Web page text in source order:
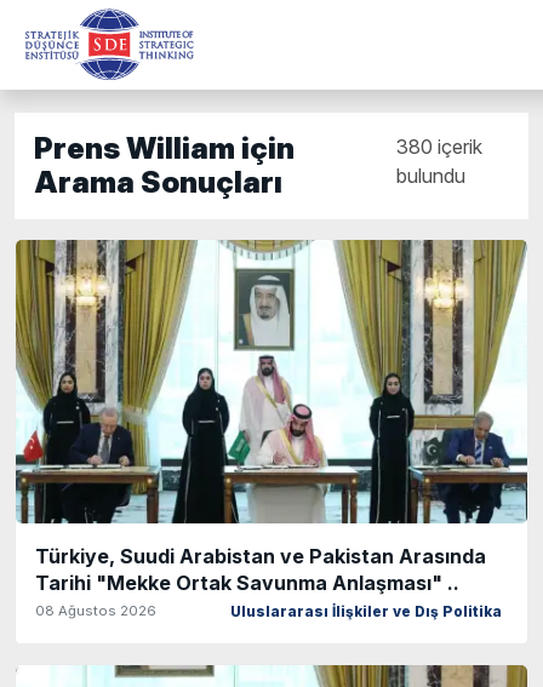
Prens William için
Arama Sonuçları
380 içerik
bulundu
Türkiye, Suudi Arabistan ve Pakistan Arasında
Tarihi "Mekke Ortak Savunma Anlaşması" ..
08 Ağustos 2026 Uluslararası İlişkiler ve Dış Politika